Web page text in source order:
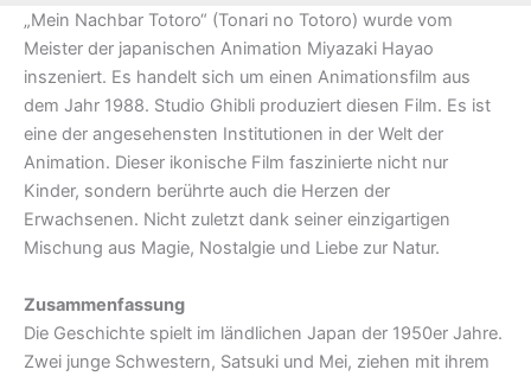
„Mein Nachbar Totoro“ (Tonari no Totoro) wurde vom
Meister der japanischen Animation Miyazaki Hayao
inszeniert. Es handelt sich um einen Animationsfilm aus
dem Jahr 1988. Studio Ghibli produziert diesen Film. Es ist
eine der angesehensten Institutionen in der Welt der
Animation. Dieser ikonische Film faszinierte nicht nur
Kinder, sondern berührte auch die Herzen der
Erwachsenen. Nicht zuletzt dank seiner einzigartigen
Mischung aus Magie, Nostalgie und Liebe zur Natur.
Zusammenfassung
Die Geschichte spielt im ländlichen Japan der 1950er Jahre.
Zwei junge Schwestern, Satsuki und Mei, ziehen mit ihrem